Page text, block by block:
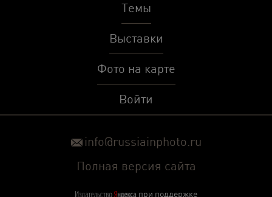
Темы
Выставки
Фото на карте
Войти
info@russiainphoto.ru
Полная версия сайта
при поддержке